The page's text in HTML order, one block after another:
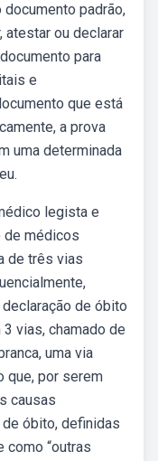
padrão,
atestar ou declarar
para
e
que está
a prova
uma determinada
legista e
de médicos
de três vias
de óbito
vias, chamado de
uma via
que, por serem
causas
óbito, definidas
como “outras